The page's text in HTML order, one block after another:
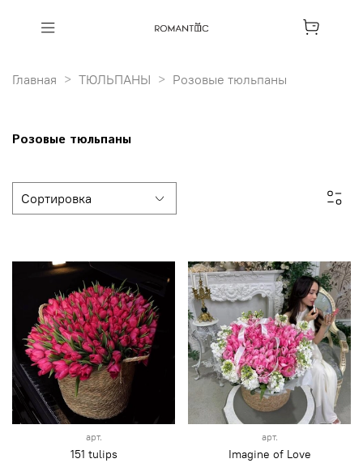
Главная ТЮЛЬПАНЫ Розовые тюльпаны
Розовые тюльпаны
арт.
151 tulips
арт.
Imagine of Love